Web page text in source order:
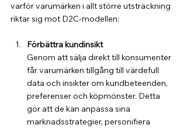
varför varumärken i allt större utsträckning
riktar sig mot D2C-modellen:
Förbättra kundinsikt
Genom att sälja direkt till konsumenter
får varumärken tillgång till värdefull
data och insikter om kundbeteenden,
preferenser och köpmönster. Detta
gör att de kan anpassa sina
marknadsstrategier, personifiera